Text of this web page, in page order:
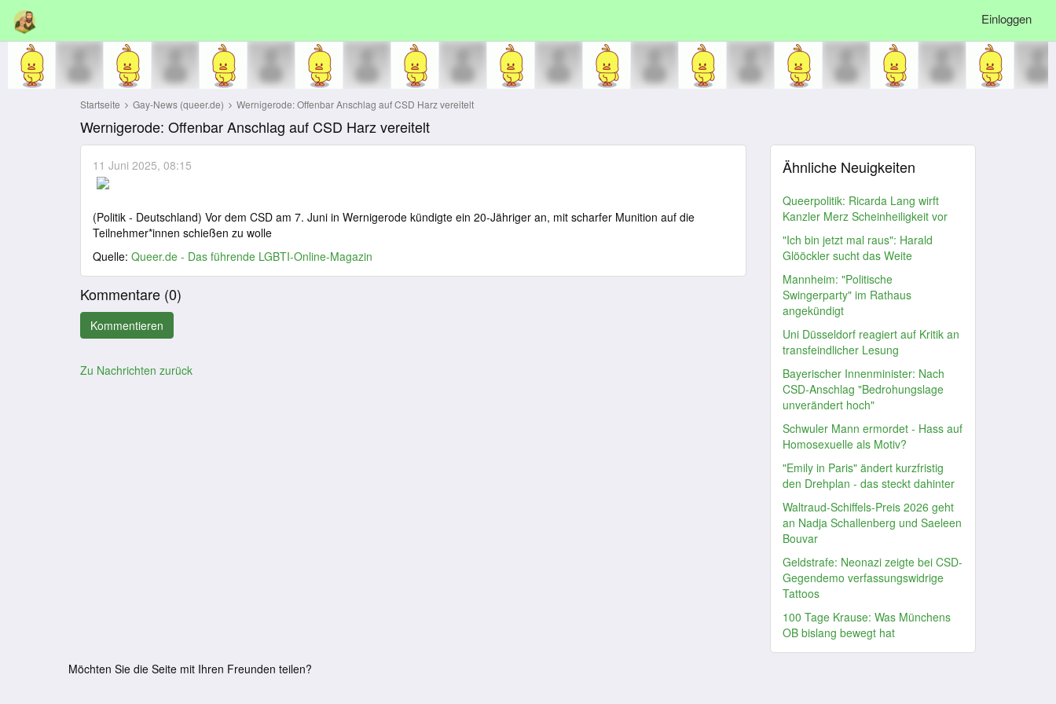
Einloggen
Startseite Gay-News (queer.de) Wernigerode: Offenbar Anschlag auf CSD Harz vereitelt
Wernigerode: Offenbar Anschlag auf CSD Harz vereitelt
11 Juni 2025, 08:15
(Politik - Deutschland) Vor dem CSD am 7. Juni in Wernigerode kündigte ein 20-Jähriger an, mit scharfer Munition auf die
Teilnehmer*innen schießen zu wolle
Quelle: Queer.de - Das führende LGBTI-Online-Magazin
Kommentare (0)
Zu Nachrichten zurück
Ähnliche Neuigkeiten
Queerpolitik: Ricarda Lang wirft
Kanzler Merz Scheinheiligkeit vor
"Ich bin jetzt mal raus": Harald
Glööckler sucht das Weite
Mannheim: "Politische
Swingerparty" im Rathaus
angekündigt
Uni Düsseldorf reagiert auf Kritik an
transfeindlicher Lesung
Bayerischer Innenminister: Nach
CSD-Anschlag "Bedrohungslage
unverändert hoch"
Schwuler Mann ermordet - Hass auf
Homosexuelle als Motiv?
"Emily in Paris" ändert kurzfristig
den Drehplan - das steckt dahinter
Waltraud-Schiffels-Preis 2026 geht
an Nadja Schallenberg und Saeleen
Bouvar
Geldstrafe: Neonazi zeigte bei CSD-
Gegendemo verfassungswidrige
Tattoos
100 Tage Krause: Was Münchens
OB bislang bewegt hat
Möchten Sie die Seite mit Ihren Freunden teilen?